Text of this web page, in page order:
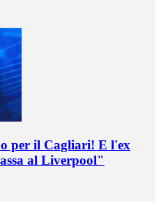
per il Cagliari! E l'ex
al Liverpool"